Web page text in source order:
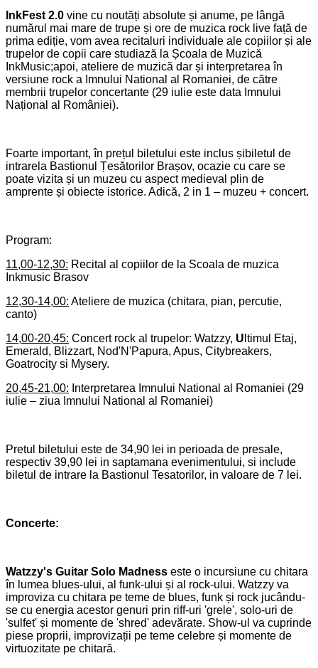
InkFest 2.0 vine cu noutăți absolute și anume, pe l ângă
numărul mai mare de trupe și ore de muzica rock live față de
prima ediție, vom avea recital uri individual e al e copiilor și al e
trupelor de copii care studiază la Școala de Muzică
InkMusic;apoi, ateliere de muzică dar și interpretareaîn
versiune rock a Imnului National al Romaniei, de către
membrii trupelor concertante (29 iulie este data Imnului
Național al României).
Foarte important, în prețul biletului este inclus șibiletul de
intrare la Bastionul Țesătorilor Brașov, ocazie cu care se
poate vizita și un muzeu cu aspect medieval plin de
amprente și obiecte istorice. Adică, 2 in 1 – muzeu + concert.
Program:
11,00-12,30: Recital al copiilor de la Scoala de muzica
Inkmusic Brasov
12,30-14,00: Ateliere de muzica (chitara, pian, percutie,
canto)
14,00-20,45: Concert rock al trupelor: Watzzy, U ltimul Etaj,
Emerald, Blizzart, Nod'N'Papura, Apus, Citybreakers,
Goatrocity si Mysery.
20,45-21,00: Interpretarea Imnului National al Romaniei (29
iulie – ziua Imnului National al Romaniei)
Pretul biletului este de 34,90 lei in perioada de presale,
respectiv 39,90 lei in saptamana evenimentului, si include
biletul de intrare la Bastionul Tesatorilor, in valoare de 7 lei.
Concerte:
Watzzy's Guitar Solo Madness este o incursiune cu chitara
în lumea blues-ului, al funk-ului și al rock-ului. Watzzy va
improviza cu chitara pe teme de blues, funk și rock jucându-
se cu energia acestor genuri prin riff-uri 'grele', solo-uri de
'sulfet' și momente de 'shred' adevărate. Show-ul va cuprinde
piese proprii, improvizații pe teme celebre și momente de
virtuozitate pe chitară.